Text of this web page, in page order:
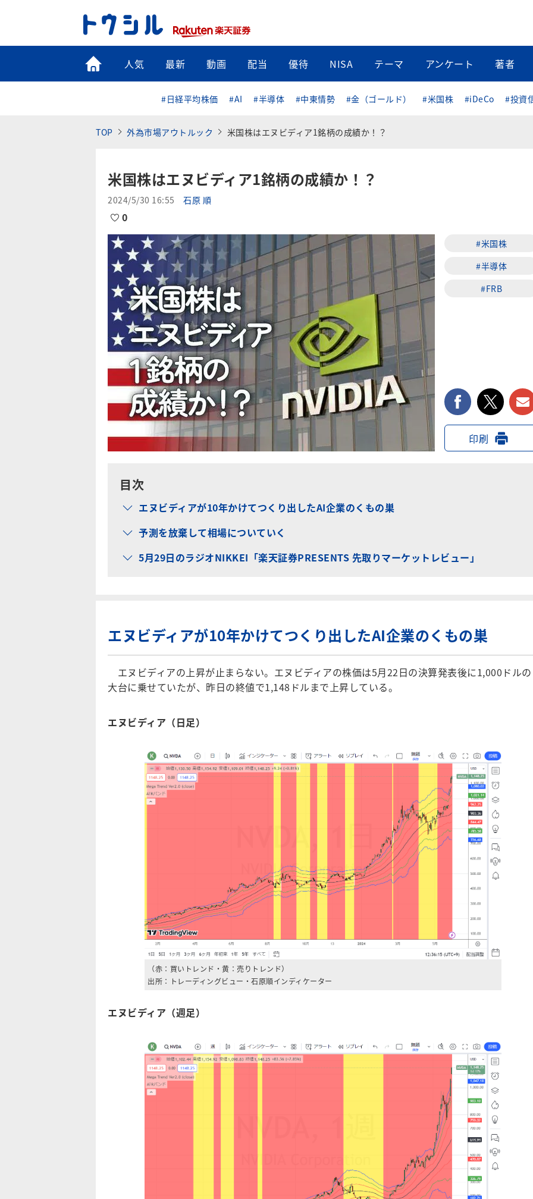
トップ
人気 最新 動画 配当 優待 NISA テーマ アンケート 著者
#日経平均株価 #AI #半導体 #中東情勢 #金（ゴールド） #米国株 #iDeCo #投資
TOP 外為市場アウトルック 米国株はエヌビディア1銘柄の成績か！？
米国株はエヌビディア1銘柄の成績か！？
2024/5/30 16:55 石原 順
0
#米国株
#半導体
#FRB
facebook
印刷
目次
エヌビディアが10年かけてつくり出したAI企業のくもの巣
予測を放棄して相場についていく
5月29日のラジオNIKKEI「楽天証券PRESENTS 先取りマーケットレビュー」
エヌビディアが10年かけてつくり出したAI企業のくもの巣
エヌビディアの上昇が止まらない。エヌビディアの株価は5月22日の決算発表後に1,000ドルの
大台に乗せていたが、昨日の終値で1,148ドルまで上昇している。
エヌビディア（日足）
（赤：買いトレンド・黄：売りトレンド）
出所：トレーディングビュー・石原順インディケーター
エヌビディア（週足）